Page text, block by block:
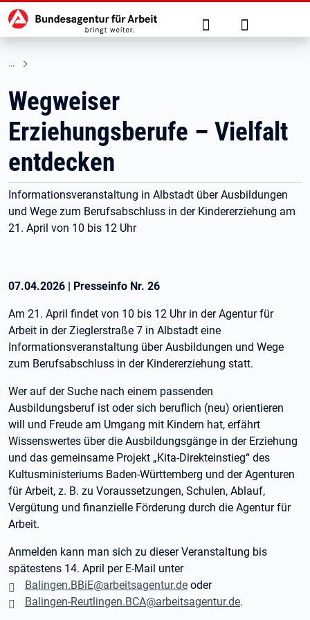
zu den Hauptinhalten springen
Hauptnavigation Suche Anmelden
Wegweiser
Erziehungsberufe – Vielfalt
entdecken
Informationsveranstaltung in Albstadt über Ausbildungen
und Wege zum Berufsabschluss in der Kindererziehung am
21. April von 10 bis 12 Uhr
07.04.2026 | Presseinfo Nr. 26
Am 21. April findet von 10 bis 12 Uhr in der Agentur für
Arbeit in der Zieglerstraße 7 in Albstadt eine
Informationsveranstaltung über Ausbildungen und Wege
zum Berufsabschluss in der Kindererziehung statt.
Wer auf der Suche nach einem passenden
Ausbildungsberuf ist oder sich beruflich (neu) orientieren
will und Freude am Umgang mit Kindern hat, erfährt
Wissenswertes über die Ausbildungsgänge in der Erziehung
und das gemeinsame Projekt „Kita-Direkteinstieg“ des
Kultusministeriums Baden-Württemberg und der Agenturen
für Arbeit, z. B. zu Voraussetzungen, Schulen, Ablauf,
Vergütung und finanzielle Förderung durch die Agentur für
Arbeit.
Anmelden kann man sich zu dieser Veranstaltung bis
spätestens 14. April per E-Mail unter
Balingen.BBiE@arbeitsagentur.de oder
Balingen-Reutlingen.BCA@arbeitsagentur.de.